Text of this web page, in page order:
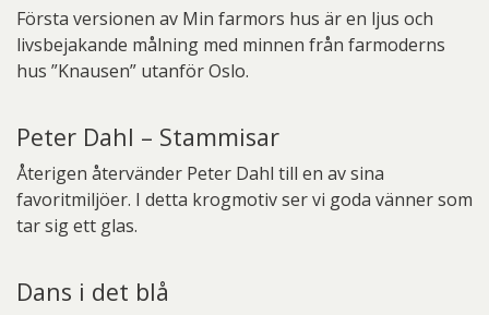
Första versionen av Min farmors hus är en ljus och
livsbejakande målning med minnen från farmoderns
hus ”Knausen” utanför Oslo.
Peter Dahl – Stammisar
Återigen återvänder Peter Dahl till en av sina
favoritmiljöer. I detta krogmotiv ser vi goda vänner som
tar sig ett glas.
Dans i det blå